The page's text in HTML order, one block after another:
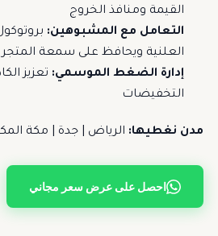
القيمة ومنافذ الخروج
التعامل مع المشبوهين:
العلنية ويحافظ على سمعة المتجر
إدارة الضغط الموسمي: تعزيز
التخفيضات
مدن نغطيها: الرياض | جدة | مكة
احصل على عرض سعر مجاني